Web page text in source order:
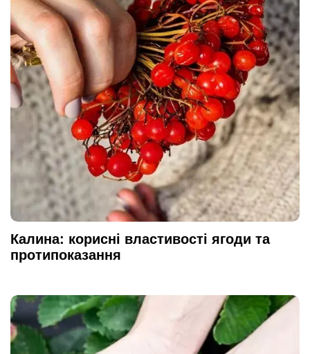
Калина: корисні властивості ягоди та
протипоказання